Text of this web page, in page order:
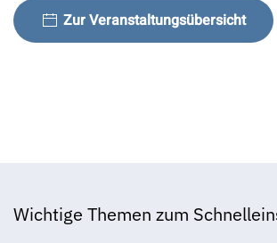
Zur Veranstaltungsübersicht
Wichtige Themen zum